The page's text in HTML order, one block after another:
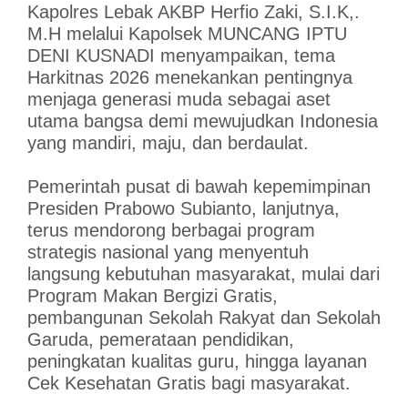
Kapolres Lebak AKBP Herfio Zaki, S.I.K,.
M.H melalui Kapolsek MUNCANG IPTU
DENI KUSNADI menyampaikan, tema
Harkitnas 2026 menekankan pentingnya
menjaga generasi muda sebagai aset
utama bangsa demi mewujudkan Indonesia
yang mandiri, maju, dan berdaulat.
Pemerintah pusat di bawah kepemimpinan
Presiden Prabowo Subianto, lanjutnya,
terus mendorong berbagai program
strategis nasional yang menyentuh
langsung kebutuhan masyarakat, mulai dari
Program Makan Bergizi Gratis,
pembangunan Sekolah Rakyat dan Sekolah
Garuda, pemerataan pendidikan,
peningkatan kualitas guru, hingga layanan
Cek Kesehatan Gratis bagi masyarakat.